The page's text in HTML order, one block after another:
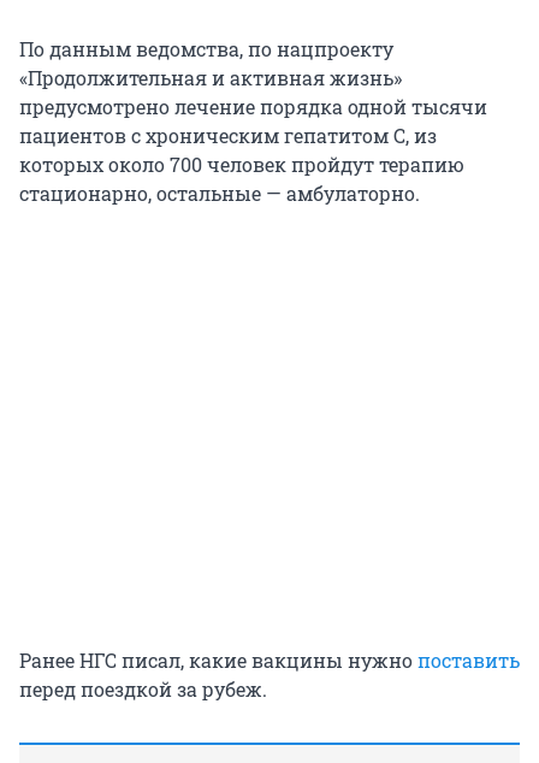
По данным ведомства, по нацпроекту
«Продолжительная и активная жизнь»
предусмотрено лечение порядка одной тысячи
пациентов с хроническим гепатитом C, из
которых около 700 человек пройдут терапию
стационарно, остальные — амбулаторно.
Ранее НГС писал, какие вакцины нужнопоставить
перед поездкой за рубеж.